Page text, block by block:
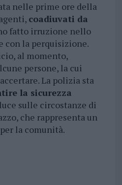
nelle prime ore della
coadiuvati da
fatto irruzione nello
con la perquisizione.
al momento,
persone, la cui
La polizia sta
la sicurezza
sulle circostanze di
che rappresenta un
la comunità.